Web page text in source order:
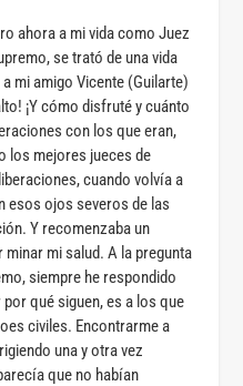
ahora a mi vida como Juez
se trató de una vida
mi amigo Vicente (Guilarte)
¡Y cómo disfruté y cuánto
con los que eran,
los mejores jueces de
cuando volvía a
esos ojos severos de las
Y recomenzaba un
mi salud. A la pregunta
siempre he respondido
qué siguen, es a los que
civiles. Encontrarme a
una y otra vez
que no habían